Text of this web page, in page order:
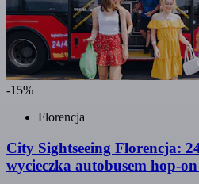
-15%
Florencja
City Sightseeing Florencja:
wycieczka autobusem hop-